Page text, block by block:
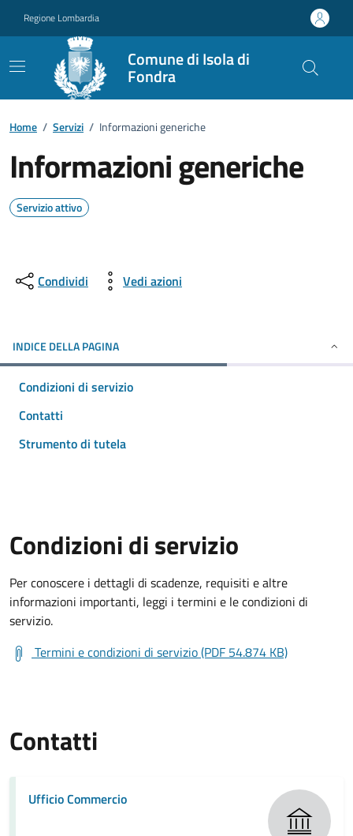
Regione Lombardia
Comune di Isola di
Fondra
Home / Servizi / Informazioni generiche
Informazioni generiche
Servizio attivo
Condividi Vedi azioni
INDICE DELLA PAGINA
Condizioni di servizio
Contatti
Strumento di tutela
Condizioni di servizio
Per conoscere i dettagli di scadenze, requisiti e altre
informazioni importanti, leggi i termini e le condizioni di
servizio.
Termini e condizioni di servizio (PDF 54.874 KB)
Contatti
Ufficio Commercio